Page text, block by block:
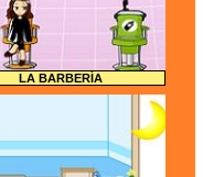
LA BARBERÍA